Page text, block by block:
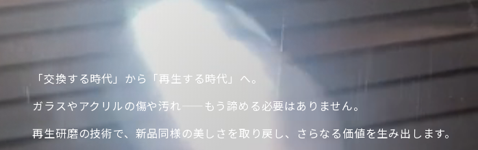
「交換する時代」から「再生する時代」へ。
ガラスやアクリルの傷や汚れ——
もう諦める必要はありません。
再生研磨の技術で、新品同様の美しさを取り戻し、さらなる価値を生み出します。